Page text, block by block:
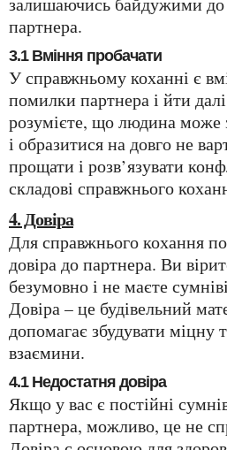
партнера.
3.1 Вміння пробачати
У справжньому коханні є вміння пробачати
помилки партнера і йти
розумієте, що людина може
і образитися на довго не
прощати і розв’язувати
складові справжнього
4. Довіра
Для справжнього кохання потрібна повна
довіра до партнера. Ви
безумовно і не маєте
Довіра – це будівельний
допомагає збудувати міцну
взаємини.
4.1 Недостатня довіра
Якщо у вас є постійні сумніви та недовіра до
партнера, можливо, це не